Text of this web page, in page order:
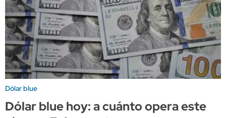
Dólar blue
Dólar blue hoy: a cuánto opera este